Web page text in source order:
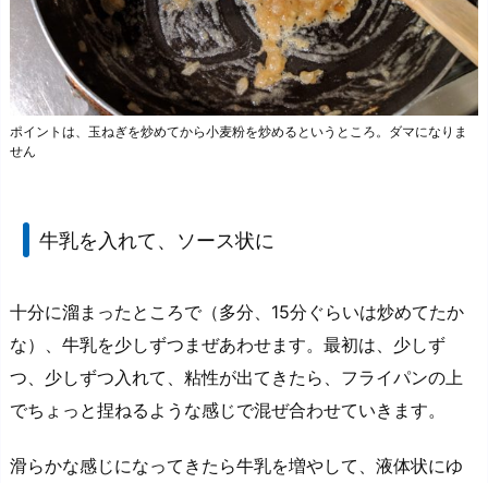
ポイントは、玉ねぎを炒めてから小麦粉を炒めるというところ。ダマになりま
せん
牛乳を入れて、ソース状に
十分に溜まったところで（多分、15分ぐらいは炒めてたか
な）、牛乳を少しずつまぜあわせます。最初は、少しず
つ、少しずつ入れて、粘性が出てきたら、フライパンの上
でちょっと捏ねるような感じで混ぜ合わせていきます。
滑らかな感じになってきたら牛乳を増やして、液体状にゆ